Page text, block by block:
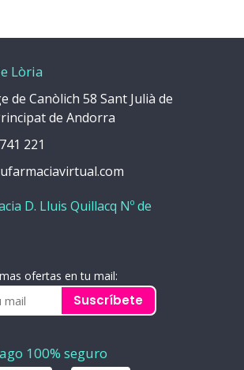
Lòria
de Canòlich 58 Sant Julià de
de Andorra
221
D. Lluis Quillacq Nº de
ofertas en tu mail:
Suscríbete
100% seguro